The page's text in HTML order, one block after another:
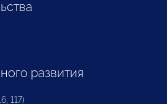
развития
117)